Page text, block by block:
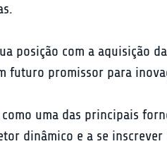
posição com a aquisição
promissor para
como uma das principais
dinâmico e a se